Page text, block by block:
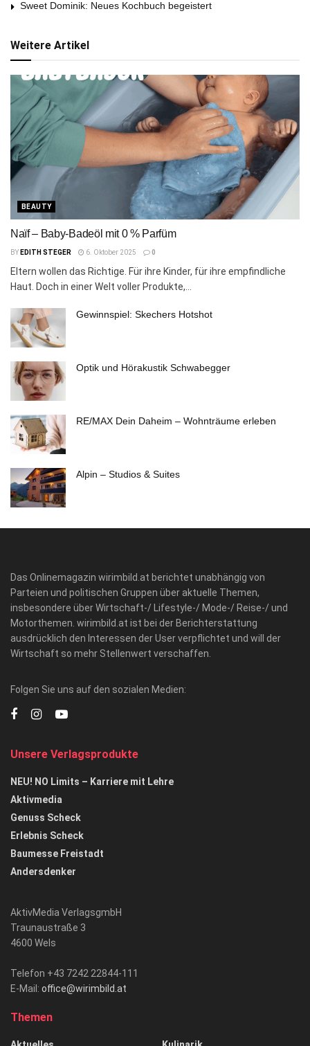
Sweet Dominik: Neues Kochbuch begeistert
Weitere Artikel
BEAUTY
Naïf – Baby-Badeöl mit 0 % Parfüm
BY EDITH STEGER 6. Oktober 2025 0
Eltern wollen das Richtige. Für ihre Kinder, für ihre empfindliche
Haut. Doch in einer Welt voller Produkte,...
Gewinnspiel: Skechers Hotshot
Optik und Hörakustik Schwabegger
RE/MAX Dein Daheim – Wohnträume erleben
Alpin – Studios & Suites
Das Onlinemagazin wirimbild.at berichtet unabhängig von
Parteien und politischen Gruppen über aktuelle Themen,
insbesondere über Wirtschaft-/ Lifestyle-/ Mode-/ Reise-/ und
Motorthemen. wirimbild.at ist bei der Berichterstattung
ausdrücklich den Interessen der User verpflichtet und will der
Wirtschaft so mehr Stellenwert verschaffen.
Folgen Sie uns auf den sozialen Medien:
Unsere Verlagsprodukte
NEU! NO Limits – Karriere mit Lehre
Aktivmedia
Genuss Scheck
Erlebnis Scheck
Baumesse Freistadt
Andersdenker
AktivMedia VerlagsgmbH
Traunaustraße 3
4600 Wels
Telefon +43 7242 22844-111
E-Mail: office@wirimbild.at
Themen